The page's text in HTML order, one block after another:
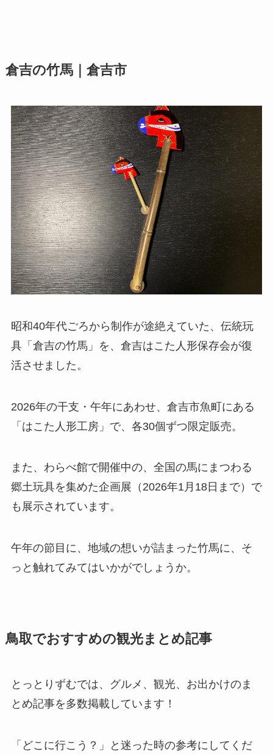
倉吉の竹馬｜倉吉市
昭和40年代ごろから制作が途絶えていた、伝統玩
具「倉吉の竹馬」を、倉吉はこた人形保存会が復
活させました。
2026年の干支・午年にあわせ、倉吉市魚町にある
「はこた人形工房」で、各30個ずつ限定販売。
また、わらべ館で開催中の、全国の馬にまつわる
郷土玩具を集めた企画展（2026年1月18日まで）で
も展示されています。
午年の節目に、地域の想いが詰まった竹馬に、そ
っと触れてみてはいかがでしょうか。
鳥取でおすすめの観光まとめ記事
とっとりずむでは、グルメ、観光、お出かけのま
とめ記事を多数掲載しています！
「どこに行こう？」と迷った時の参考にしてくだ